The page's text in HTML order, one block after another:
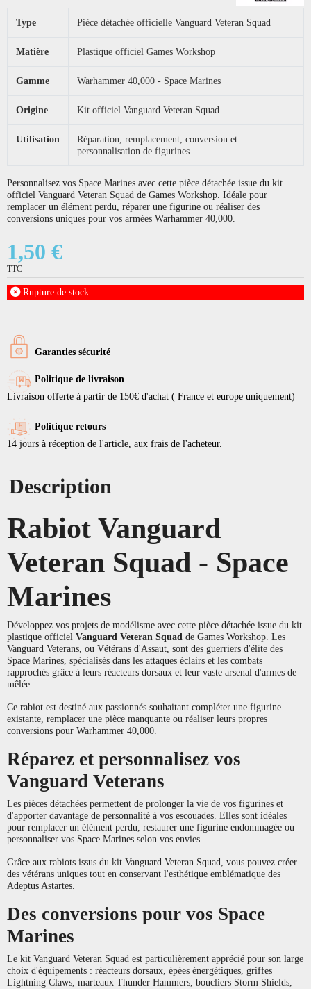
Type Pièce détachée officielle Vanguard Veteran Squad
Matière Plastique officiel Games Workshop
Gamme Warhammer 40,000 - Space Marines
Origine Kit officiel Vanguard Veteran Squad
Utilisation
Réparation, remplacement, conversion et
personnalisation de figurines
Personnalisez vos Space Marines avec cette pièce détachée issue du kit
officiel Vanguard Veteran Squad de Games Workshop. Idéale pour
remplacer un élément perdu, réparer une figurine ou réaliser des
conversions uniques pour vos armées Warhammer 40,000.
1,50 €
TTC
Rupture de stock
Garanties sécurité
Politique de livraison
Livraison offerte à partir de 150€ d'achat ( France et europe uniquement)
Politique retours
14 jours à réception de l'article, aux frais de l'acheteur.
Description
Rabiot Vanguard
Veteran Squad - Space
Marines
Développez vos projets de modélisme avec cette pièce détachée issue du kit
plastique officiel Vanguard Veteran Squad de Games Workshop. Les
Vanguard Veterans, ou Vétérans d'Assaut, sont des guerriers d'élite des
Space Marines, spécialisés dans les attaques éclairs et les combats
rapprochés grâce à leurs réacteurs dorsaux et leur vaste arsenal d'armes de
mêlée.
Ce rabiot est destiné aux passionnés souhaitant compléter une figurine
existante, remplacer une pièce manquante ou réaliser leurs propres
conversions pour Warhammer 40,000.
Réparez et personnalisez vos
Vanguard Veterans
Les pièces détachées permettent de prolonger la vie de vos figurines et
d'apporter davantage de personnalité à vos escouades. Elles sont idéales
pour remplacer un élément perdu, restaurer une figurine endommagée ou
personnaliser vos Space Marines selon vos envies.
Grâce aux rabiots issus du kit Vanguard Veteran Squad, vous pouvez créer
des vétérans uniques tout en conservant l'esthétique emblématique des
Adeptus Astartes.
Des conversions pour vos Space
Marines
Le kit Vanguard Veteran Squad est particulièrement apprécié pour son large
choix d'équipements : réacteurs dorsaux, épées énergétiques, griffes
Lightning Claws, marteaux Thunder Hammers, boucliers Storm Shields,